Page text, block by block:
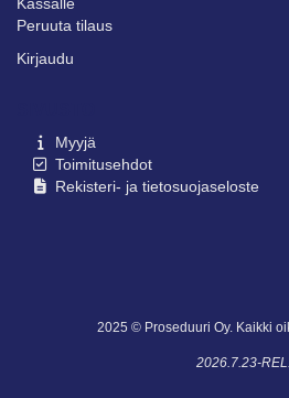
Peruuta tilaus
Kirjaudu
Myyjä
Toimitusehdot
Rekisteri- ja tietosuojaseloste
2025 © Proseduuri Oy. Kaikki
2026.7.23-